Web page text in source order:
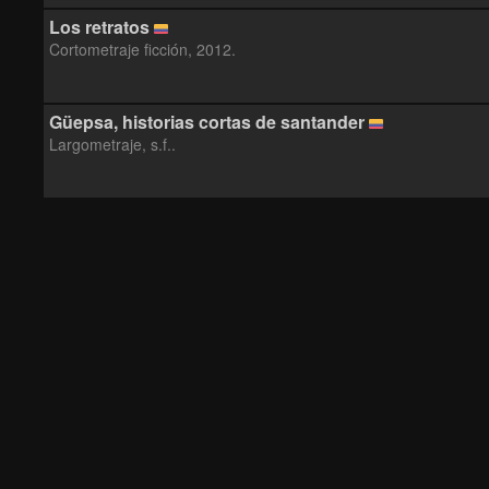
Los retratos
Cortometraje ficción, 2012.
Güepsa, historias cortas de santander
Largometraje, s.f..